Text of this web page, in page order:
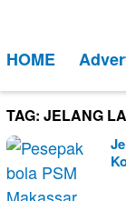
kontenMobile
HOME
TAG: JELANG